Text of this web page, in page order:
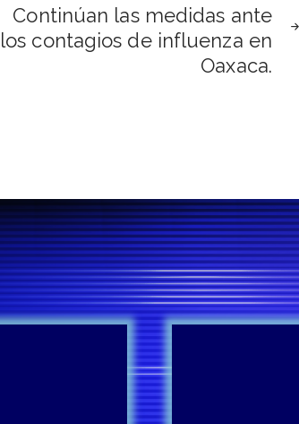
Continúan las medidas ante
los contagios de influenza en
Oaxaca.